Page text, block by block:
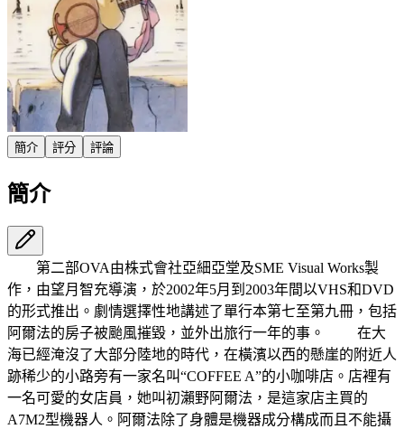
簡介 評分 評論
簡介
第二部OVA由株式會社亞細亞堂及SME Visual Works製
作，由望月智充導演，於2002年5月到2003年間以VHS和DVD
的形式推出。劇情選擇性地講述了單行本第七至第九冊，包括
阿爾法的房子被颱風摧毀，並外出旅行一年的事。 在大
海已經淹沒了大部分陸地的時代，在橫濱以西的懸崖的附近人
跡稀少的小路旁有一家名叫“COFFEE A”的小咖啡店。店裡有
一名可愛的女店員，她叫初瀨野阿爾法，是這家店主買的
A7M2型機器人。阿爾法除了身體是機器成分構成而且不能攝